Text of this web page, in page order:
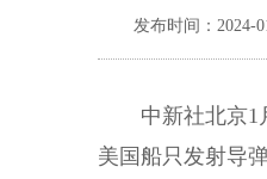
发布时间：2024-
中新社北京1月
美国船只发射导